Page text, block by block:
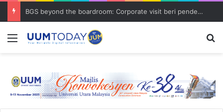
BGS beyond the boardroom: Corporate visit beri pendedahan dunia korporat kepada PELAJAR UUM
Menu